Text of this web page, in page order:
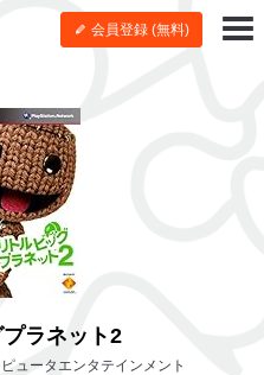
会員登録 (無料)
ラネット2
ュータエンタテインメント